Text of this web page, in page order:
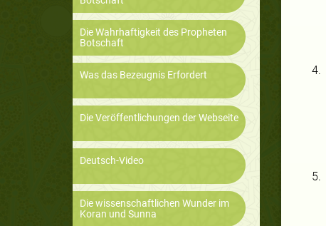
Die Wahrhaftigkeit des Propheten
Botschaft
Was das Bezeugnis Erfordert
Die Veröffentlichungen der Webseite
Deutsch-Video
Die wissenschaftlichen Wunder im
Koran und Sunna
4.
5.